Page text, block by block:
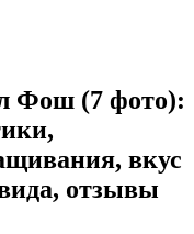
Фош (7 фото):
вкус
отзывы